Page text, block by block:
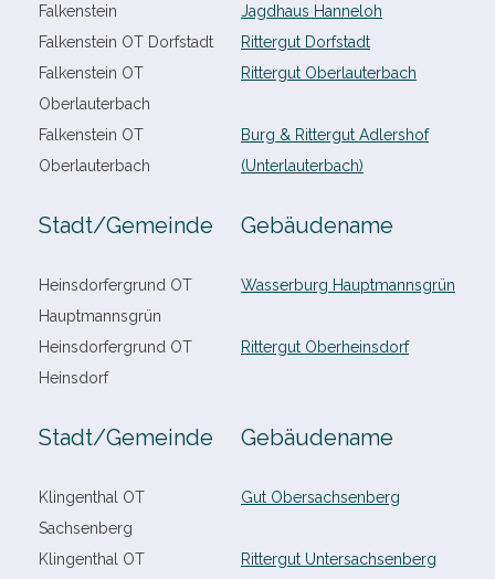
Falkenstein
Jagdhaus Hanneloh
Falkenstein OT Dorfstadt
Rittergut Dorfstadt
Falkenstein OT
Oberlauterbach
Rittergut Oberlauterbach
Falkenstein OT
Oberlauterbach
Burg & Rittergut Adlershof
(Unterlauterbach)
Stadt/​Gemeinde Gebäudename
Heinsdorfergrund OT
Hauptmannsgrün
Wasserburg Hauptmannsgrün
Heinsdorfergrund OT
Heinsdorf
Rittergut Oberheinsdorf
Stadt/​Gemeinde Gebäudename
Klingenthal OT
Sachsenberg
Gut Obersachsenberg
Klingenthal OT
Rittergut Untersachsenberg